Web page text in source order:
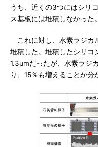
うち、近くの3つにはシリ
ス基板には堆積しなかった。
これに対し、水素ラジカ
堆積した。堆積したシリコ
1.3μmだったが、水素ラジ
り、15％も増えることが分